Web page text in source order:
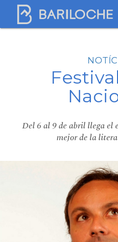
Del 6 al 9 de abril llega el
mejor de la